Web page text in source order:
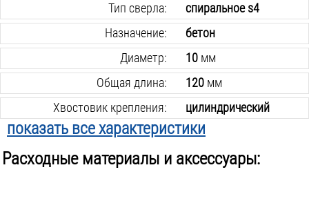
Тип сверла:
спиральное s4
Назначение:
бетон
Диаметр:
10мм
Общая длина:
120мм
Хвостовик крепления:
цилиндрический
В упаковке:
1шт.
Вес инструмента:
0.1кг
показать все характеристики
Расходные материалы и аксессуары: